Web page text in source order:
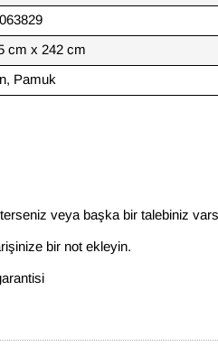
cm x 242 cm
Pamuk
veya başka bir talebiniz
bir not ekleyin.